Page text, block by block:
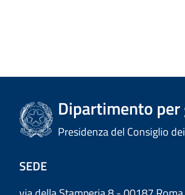
Dipartimento
Presidenza del Consiglio
SEDE